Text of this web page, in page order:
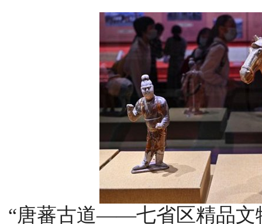
“唐蕃古道——七省区精品